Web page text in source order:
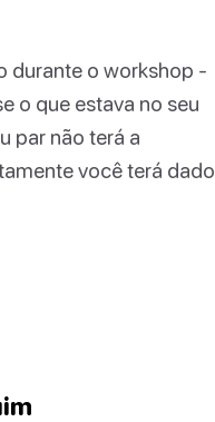
durante o workshop -
o que estava no seu
par não terá a
você terá dado